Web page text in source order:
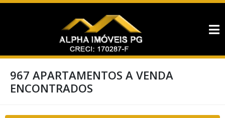
967 APARTAMENTOS A VENDA
ENCONTRADOS